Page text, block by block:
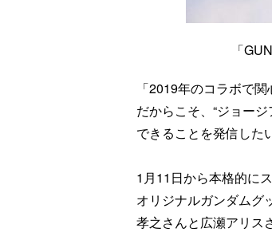
「
「2019年のコラボで
だからこそ、“ジョー
できることを発信した
1月11日から本格的に
オリジナルガンダムグ
孝之さんと広瀬アリス